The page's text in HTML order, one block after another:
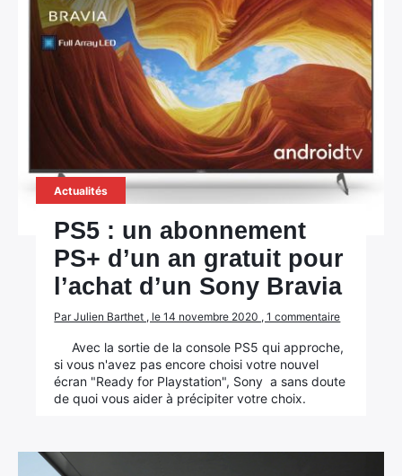
Actualités
PS5 : un abonnement
PS+ d’un an gratuit pour
l’achat d’un Sony Bravia
Par Julien Barthet , le 14 novembre 2020 , 1 commentaire
Avec la sortie de la console PS5 qui approche,
si vous n'avez pas encore choisi votre nouvel
écran "Ready for Playstation", Sony a sans doute
de quoi vous aider à précipiter votre choix.